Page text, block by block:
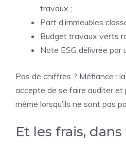
travaux ;
Part d’immeubles
Budget travaux verts
Note ESG délivrée par
Pas de chiffres ? Méfiance :
accepte de se faire auditer et
même lorsqu’ils ne sont pas
Et les frais,